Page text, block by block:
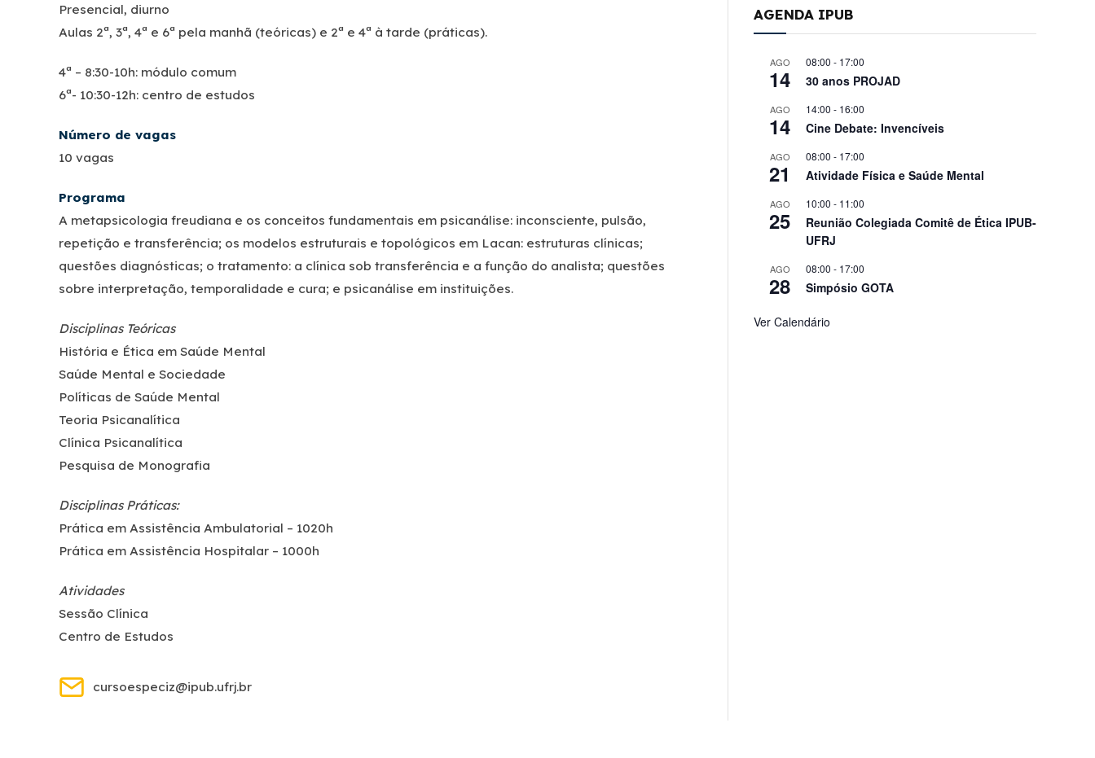
Presencial, diurno
Aulas 2ª, 3ª, 4ª e 6ª pela manhã (teóricas) e 2ª e 4ª à tarde (práticas).
4ª – 8:30-10h: módulo comum
6ª- 10:30-12h: centro de estudos
Número de vagas
10 vagas
Programa
A metapsicologia freudiana e os conceitos fundamentais em psicanálise: inconsciente, pulsão,
repetição e transferência; os modelos estruturais e topológicos em Lacan: estruturas clínicas;
questões diagnósticas; o tratamento: a clínica sob transferência e a função do analista; questões
sobre interpretação, temporalidade e cura; e psicanálise em instituições.
Disciplinas Teóricas
História e Ética em Saúde Mental
Saúde Mental e Sociedade
Políticas de Saúde Mental
Teoria Psicanalítica
Clínica Psicanalítica
Pesquisa de Monografia
Disciplinas Práticas:
Prática em Assistência Ambulatorial – 1020h
Prática em Assistência Hospitalar – 1000h
Atividades
Sessão Clínica
Centro de Estudos
cursoespeciz@ipub.ufrj.br
AGENDA IPUB
AGO
14
08:00 - 17:00
30 anos PROJAD
AGO
14
14:00 - 16:00
Cine Debate: Invencíveis
AGO
21
08:00 - 17:00
Atividade Física e Saúde Mental
AGO
25
10:00 - 11:00
Reunião Colegiada Comitê de Ética IPUB-
UFRJ
AGO
28
08:00 - 17:00
Simpósio GOTA
Ver Calendário